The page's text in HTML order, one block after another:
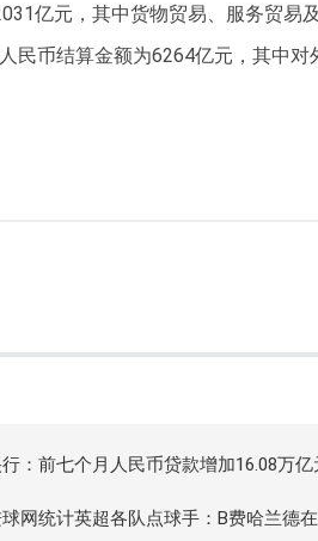
亿元，其中货物贸易、服务贸易
币结算金额为6264亿元，其中对
：前七个月人民币贷款增加16.08万亿
网统计英超各队点球手：B费哈兰德在